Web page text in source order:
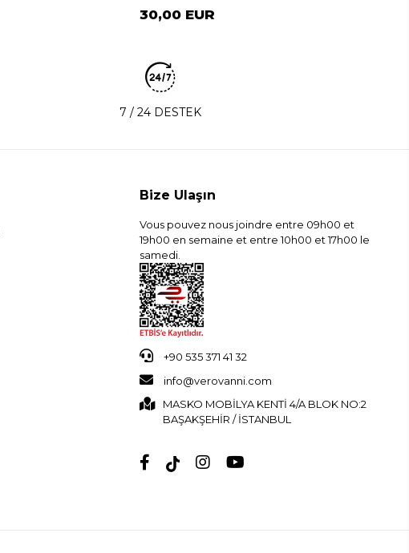
30,00 EUR
7 / 24 DESTEK
Bize Ulaşın
Vous pouvez nous joindre entre 09h00 et
19h00 en semaine et entre 10h00 et 17h00 le
samedi.
+90 535 371 41 32
info@verovanni.com
MASKO MOBİLYA KENTİ 4/A BLOK NO:2
BAŞAKŞEHİR / İSTANBUL